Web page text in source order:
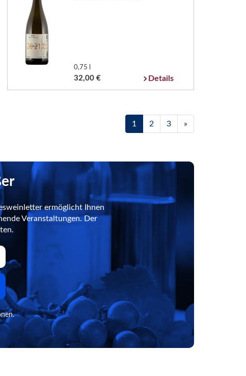
0,75 l
32,00 € Details
1 2 3 »
ermöglicht Ihnen
Veranstaltungen. Der